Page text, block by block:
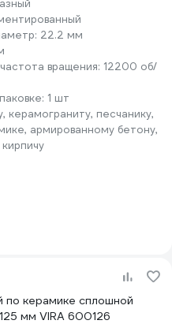
22.2 мм
вращения: 12200 об/
1 шт
керамограниту, песчанику,
армированному бетону,
по керамике сплошной
мм VIRA 600126